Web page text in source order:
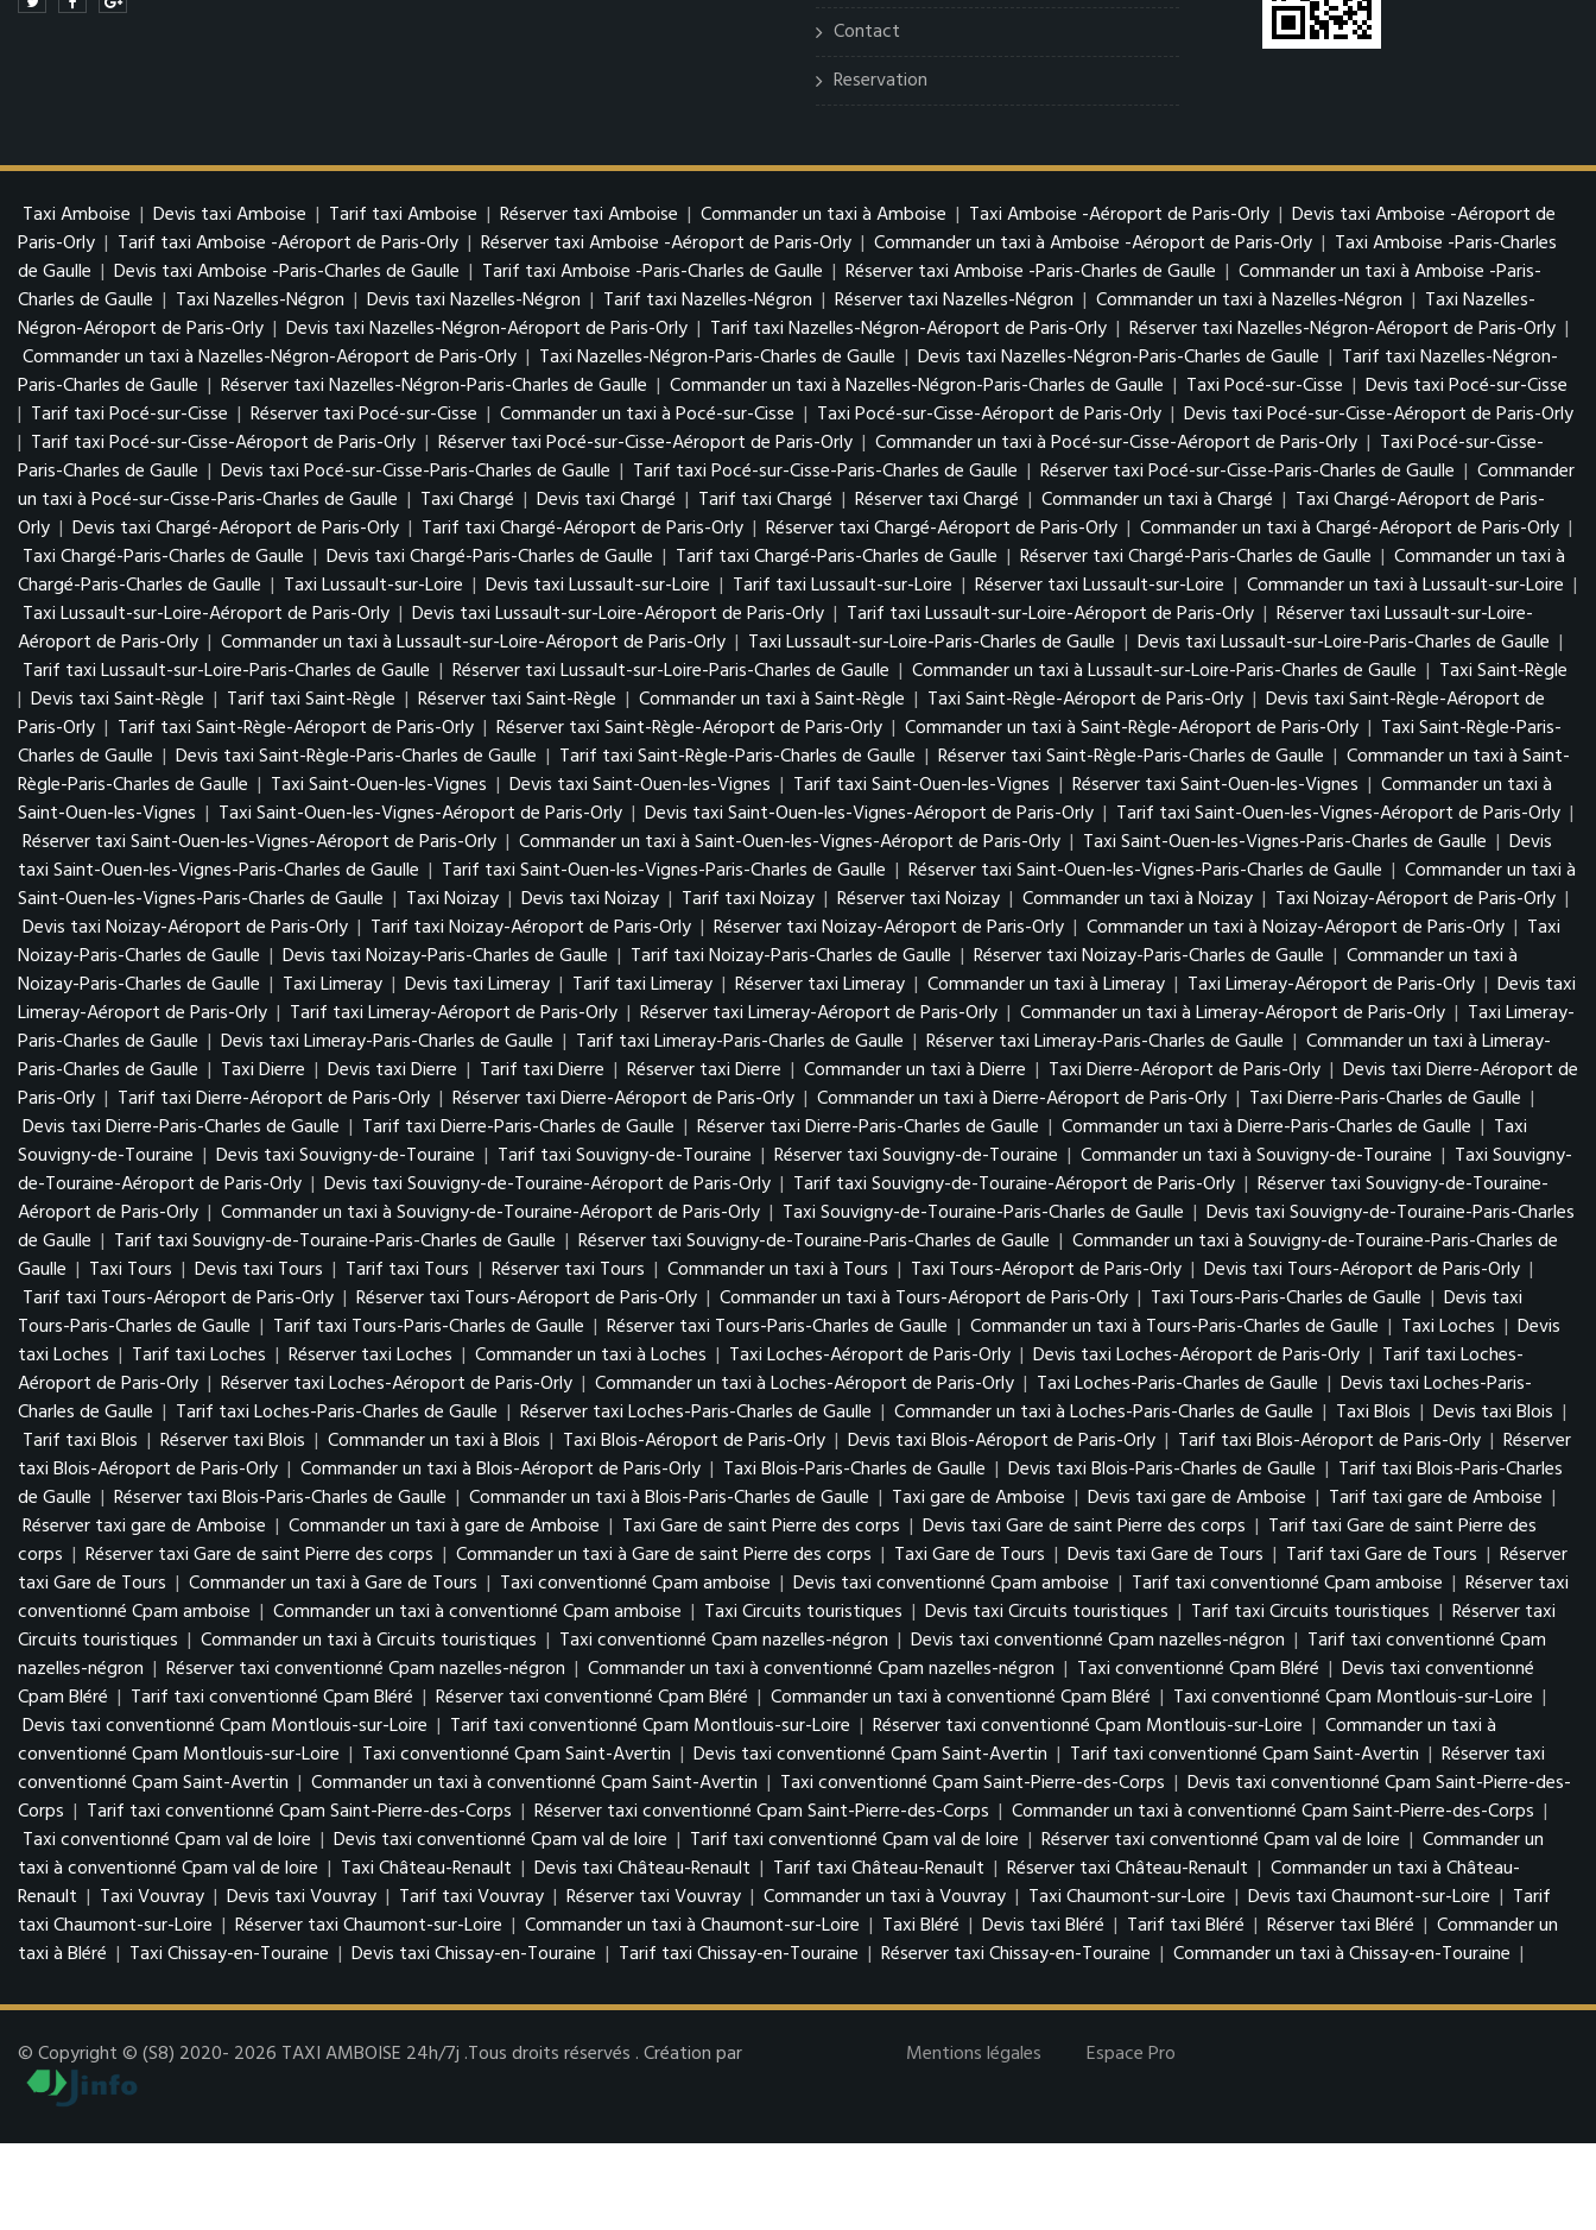
Contact
Reservation
Taxi Amboise | Devis taxi Amboise | Tarif taxi Amboise | Réserver taxi Amboise | Commander un taxi à Amboise | Taxi Amboise -Aéroport de Paris-Orly | Devis taxi Amboise -Aéroport de
Paris-Orly | Tarif taxi Amboise -Aéroport de Paris-Orly | Réserver taxi Amboise -Aéroport de Paris-Orly | Commander un taxi à Amboise -Aéroport de Paris-Orly | Taxi Amboise -Paris-Charles
de Gaulle | Devis taxi Amboise -Paris-Charles de Gaulle | Tarif taxi Amboise -Paris-Charles de Gaulle | Réserver taxi Amboise -Paris-Charles de Gaulle | Commander un taxi à Amboise -Paris-
Charles de Gaulle | Taxi Nazelles-Négron | Devis taxi Nazelles-Négron | Tarif taxi Nazelles-Négron | Réserver taxi Nazelles-Négron | Commander un taxi à Nazelles-Négron | Taxi Nazelles-
Négron-Aéroport de Paris-Orly | Devis taxi Nazelles-Négron-Aéroport de Paris-Orly | Tarif taxi Nazelles-Négron-Aéroport de Paris-Orly | Réserver taxi Nazelles-Négron-Aéroport de Paris-Orly |
Commander un taxi à Nazelles-Négron-Aéroport de Paris-Orly | Taxi Nazelles-Négron-Paris-Charles de Gaulle | Devis taxi Nazelles-Négron-Paris-Charles de Gaulle | Tarif taxi Nazelles-Négron-
Paris-Charles de Gaulle | Réserver taxi Nazelles-Négron-Paris-Charles de Gaulle | Commander un taxi à Nazelles-Négron-Paris-Charles de Gaulle | Taxi Pocé-sur-Cisse | Devis taxi Pocé-sur-Cisse
| Tarif taxi Pocé-sur-Cisse | Réserver taxi Pocé-sur-Cisse | Commander un taxi à Pocé-sur-Cisse | Taxi Pocé-sur-Cisse-Aéroport de Paris-Orly | Devis taxi Pocé-sur-Cisse-Aéroport de Paris-Orly
| Tarif taxi Pocé-sur-Cisse-Aéroport de Paris-Orly | Réserver taxi Pocé-sur-Cisse-Aéroport de Paris-Orly | Commander un taxi à Pocé-sur-Cisse-Aéroport de Paris-Orly | Taxi Pocé-sur-Cisse-
Paris-Charles de Gaulle | Devis taxi Pocé-sur-Cisse-Paris-Charles de Gaulle | Tarif taxi Pocé-sur-Cisse-Paris-Charles de Gaulle | Réserver taxi Pocé-sur-Cisse-Paris-Charles de Gaulle | Commander
un taxi à Pocé-sur-Cisse-Paris-Charles de Gaulle | Taxi Chargé | Devis taxi Chargé | Tarif taxi Chargé | Réserver taxi Chargé | Commander un taxi à Chargé | Taxi Chargé-Aéroport de Paris-
Orly | Devis taxi Chargé-Aéroport de Paris-Orly | Tarif taxi Chargé-Aéroport de Paris-Orly | Réserver taxi Chargé-Aéroport de Paris-Orly | Commander un taxi à Chargé-Aéroport de Paris-Orly |
Taxi Chargé-Paris-Charles de Gaulle | Devis taxi Chargé-Paris-Charles de Gaulle | Tarif taxi Chargé-Paris-Charles de Gaulle | Réserver taxi Chargé-Paris-Charles de Gaulle | Commander un taxi à
Chargé-Paris-Charles de Gaulle | Taxi Lussault-sur-Loire | Devis taxi Lussault-sur-Loire | Tarif taxi Lussault-sur-Loire | Réserver taxi Lussault-sur-Loire | Commander un taxi à Lussault-sur-Loire |
Taxi Lussault-sur-Loire-Aéroport de Paris-Orly | Devis taxi Lussault-sur-Loire-Aéroport de Paris-Orly | Tarif taxi Lussault-sur-Loire-Aéroport de Paris-Orly | Réserver taxi Lussault-sur-Loire-
Aéroport de Paris-Orly | Commander un taxi à Lussault-sur-Loire-Aéroport de Paris-Orly | Taxi Lussault-sur-Loire-Paris-Charles de Gaulle | Devis taxi Lussault-sur-Loire-Paris-Charles de Gaulle |
Tarif taxi Lussault-sur-Loire-Paris-Charles de Gaulle | Réserver taxi Lussault-sur-Loire-Paris-Charles de Gaulle | Commander un taxi à Lussault-sur-Loire-Paris-Charles de Gaulle | Taxi Saint-Règle
| Devis taxi Saint-Règle | Tarif taxi Saint-Règle | Réserver taxi Saint-Règle | Commander un taxi à Saint-Règle | Taxi Saint-Règle-Aéroport de Paris-Orly | Devis taxi Saint-Règle-Aéroport de
Paris-Orly | Tarif taxi Saint-Règle-Aéroport de Paris-Orly | Réserver taxi Saint-Règle-Aéroport de Paris-Orly | Commander un taxi à Saint-Règle-Aéroport de Paris-Orly | Taxi Saint-Règle-Paris-
Charles de Gaulle | Devis taxi Saint-Règle-Paris-Charles de Gaulle | Tarif taxi Saint-Règle-Paris-Charles de Gaulle | Réserver taxi Saint-Règle-Paris-Charles de Gaulle | Commander un taxi à Saint-
Règle-Paris-Charles de Gaulle | Taxi Saint-Ouen-les-Vignes | Devis taxi Saint-Ouen-les-Vignes | Tarif taxi Saint-Ouen-les-Vignes | Réserver taxi Saint-Ouen-les-Vignes | Commander un taxi à
Saint-Ouen-les-Vignes | Taxi Saint-Ouen-les-Vignes-Aéroport de Paris-Orly | Devis taxi Saint-Ouen-les-Vignes-Aéroport de Paris-Orly | Tarif taxi Saint-Ouen-les-Vignes-Aéroport de Paris-Orly |
Réserver taxi Saint-Ouen-les-Vignes-Aéroport de Paris-Orly | Commander un taxi à Saint-Ouen-les-Vignes-Aéroport de Paris-Orly | Taxi Saint-Ouen-les-Vignes-Paris-Charles de Gaulle | Devis
taxi Saint-Ouen-les-Vignes-Paris-Charles de Gaulle | Tarif taxi Saint-Ouen-les-Vignes-Paris-Charles de Gaulle | Réserver taxi Saint-Ouen-les-Vignes-Paris-Charles de Gaulle | Commander un taxi à
Saint-Ouen-les-Vignes-Paris-Charles de Gaulle | Taxi Noizay | Devis taxi Noizay | Tarif taxi Noizay | Réserver taxi Noizay | Commander un taxi à Noizay | Taxi Noizay-Aéroport de Paris-Orly |
Devis taxi Noizay-Aéroport de Paris-Orly | Tarif taxi Noizay-Aéroport de Paris-Orly | Réserver taxi Noizay-Aéroport de Paris-Orly | Commander un taxi à Noizay-Aéroport de Paris-Orly | Taxi
Noizay-Paris-Charles de Gaulle | Devis taxi Noizay-Paris-Charles de Gaulle | Tarif taxi Noizay-Paris-Charles de Gaulle | Réserver taxi Noizay-Paris-Charles de Gaulle | Commander un taxi à
Noizay-Paris-Charles de Gaulle | Taxi Limeray | Devis taxi Limeray | Tarif taxi Limeray | Réserver taxi Limeray | Commander un taxi à Limeray | Taxi Limeray-Aéroport de Paris-Orly | Devis taxi
Limeray-Aéroport de Paris-Orly | Tarif taxi Limeray-Aéroport de Paris-Orly | Réserver taxi Limeray-Aéroport de Paris-Orly | Commander un taxi à Limeray-Aéroport de Paris-Orly | Taxi Limeray-
Paris-Charles de Gaulle | Devis taxi Limeray-Paris-Charles de Gaulle | Tarif taxi Limeray-Paris-Charles de Gaulle | Réserver taxi Limeray-Paris-Charles de Gaulle | Commander un taxi à Limeray-
Paris-Charles de Gaulle | Taxi Dierre | Devis taxi Dierre | Tarif taxi Dierre | Réserver taxi Dierre | Commander un taxi à Dierre | Taxi Dierre-Aéroport de Paris-Orly | Devis taxi Dierre-Aéroport de
Paris-Orly | Tarif taxi Dierre-Aéroport de Paris-Orly | Réserver taxi Dierre-Aéroport de Paris-Orly | Commander un taxi à Dierre-Aéroport de Paris-Orly | Taxi Dierre-Paris-Charles de Gaulle |
Devis taxi Dierre-Paris-Charles de Gaulle | Tarif taxi Dierre-Paris-Charles de Gaulle | Réserver taxi Dierre-Paris-Charles de Gaulle | Commander un taxi à Dierre-Paris-Charles de Gaulle | Taxi
Souvigny-de-Touraine | Devis taxi Souvigny-de-Touraine | Tarif taxi Souvigny-de-Touraine | Réserver taxi Souvigny-de-Touraine | Commander un taxi à Souvigny-de-Touraine | Taxi Souvigny-
de-Touraine-Aéroport de Paris-Orly | Devis taxi Souvigny-de-Touraine-Aéroport de Paris-Orly | Tarif taxi Souvigny-de-Touraine-Aéroport de Paris-Orly | Réserver taxi Souvigny-de-Touraine-
Aéroport de Paris-Orly | Commander un taxi à Souvigny-de-Touraine-Aéroport de Paris-Orly | Taxi Souvigny-de-Touraine-Paris-Charles de Gaulle | Devis taxi Souvigny-de-Touraine-Paris-Charles
de Gaulle | Tarif taxi Souvigny-de-Touraine-Paris-Charles de Gaulle | Réserver taxi Souvigny-de-Touraine-Paris-Charles de Gaulle | Commander un taxi à Souvigny-de-Touraine-Paris-Charles de
Gaulle | Taxi Tours | Devis taxi Tours | Tarif taxi Tours | Réserver taxi Tours | Commander un taxi à Tours | Taxi Tours-Aéroport de Paris-Orly | Devis taxi Tours-Aéroport de Paris-Orly |
Tarif taxi Tours-Aéroport de Paris-Orly | Réserver taxi Tours-Aéroport de Paris-Orly | Commander un taxi à Tours-Aéroport de Paris-Orly | Taxi Tours-Paris-Charles de Gaulle | Devis taxi
Tours-Paris-Charles de Gaulle | Tarif taxi Tours-Paris-Charles de Gaulle | Réserver taxi Tours-Paris-Charles de Gaulle | Commander un taxi à Tours-Paris-Charles de Gaulle | Taxi Loches | Devis
taxi Loches | Tarif taxi Loches | Réserver taxi Loches | Commander un taxi à Loches | Taxi Loches-Aéroport de Paris-Orly | Devis taxi Loches-Aéroport de Paris-Orly | Tarif taxi Loches-
Aéroport de Paris-Orly | Réserver taxi Loches-Aéroport de Paris-Orly | Commander un taxi à Loches-Aéroport de Paris-Orly | Taxi Loches-Paris-Charles de Gaulle | Devis taxi Loches-Paris-
Charles de Gaulle | Tarif taxi Loches-Paris-Charles de Gaulle | Réserver taxi Loches-Paris-Charles de Gaulle | Commander un taxi à Loches-Paris-Charles de Gaulle | Taxi Blois | Devis taxi Blois |
Tarif taxi Blois | Réserver taxi Blois | Commander un taxi à Blois | Taxi Blois-Aéroport de Paris-Orly | Devis taxi Blois-Aéroport de Paris-Orly | Tarif taxi Blois-Aéroport de Paris-Orly | Réserver
taxi Blois-Aéroport de Paris-Orly | Commander un taxi à Blois-Aéroport de Paris-Orly | Taxi Blois-Paris-Charles de Gaulle | Devis taxi Blois-Paris-Charles de Gaulle | Tarif taxi Blois-Paris-Charles
de Gaulle | Réserver taxi Blois-Paris-Charles de Gaulle | Commander un taxi à Blois-Paris-Charles de Gaulle | Taxi gare de Amboise | Devis taxi gare de Amboise | Tarif taxi gare de Amboise |
Réserver taxi gare de Amboise | Commander un taxi à gare de Amboise | Taxi Gare de saint Pierre des corps | Devis taxi Gare de saint Pierre des corps | Tarif taxi Gare de saint Pierre des
corps | Réserver taxi Gare de saint Pierre des corps | Commander un taxi à Gare de saint Pierre des corps | Taxi Gare de Tours | Devis taxi Gare de Tours | Tarif taxi Gare de Tours | Réserver
taxi Gare de Tours | Commander un taxi à Gare de Tours | Taxi conventionné Cpam amboise | Devis taxi conventionné Cpam amboise | Tarif taxi conventionné Cpam amboise | Réserver taxi
conventionné Cpam amboise | Commander un taxi à conventionné Cpam amboise | Taxi Circuits touristiques | Devis taxi Circuits touristiques | Tarif taxi Circuits touristiques | Réserver taxi
Circuits touristiques | Commander un taxi à Circuits touristiques | Taxi conventionné Cpam nazelles-négron | Devis taxi conventionné Cpam nazelles-négron | Tarif taxi conventionné Cpam
nazelles-négron | Réserver taxi conventionné Cpam nazelles-négron | Commander un taxi à conventionné Cpam nazelles-négron | Taxi conventionné Cpam Bléré | Devis taxi conventionné
Cpam Bléré | Tarif taxi conventionné Cpam Bléré | Réserver taxi conventionné Cpam Bléré | Commander un taxi à conventionné Cpam Bléré | Taxi conventionné Cpam Montlouis-sur-Loire |
Devis taxi conventionné Cpam Montlouis-sur-Loire | Tarif taxi conventionné Cpam Montlouis-sur-Loire | Réserver taxi conventionné Cpam Montlouis-sur-Loire | Commander un taxi à
conventionné Cpam Montlouis-sur-Loire | Taxi conventionné Cpam Saint-Avertin | Devis taxi conventionné Cpam Saint-Avertin | Tarif taxi conventionné Cpam Saint-Avertin | Réserver taxi
conventionné Cpam Saint-Avertin | Commander un taxi à conventionné Cpam Saint-Avertin | Taxi conventionné Cpam Saint-Pierre-des-Corps | Devis taxi conventionné Cpam Saint-Pierre-des-
Corps | Tarif taxi conventionné Cpam Saint-Pierre-des-Corps | Réserver taxi conventionné Cpam Saint-Pierre-des-Corps | Commander un taxi à conventionné Cpam Saint-Pierre-des-Corps |
Taxi conventionné Cpam val de loire | Devis taxi conventionné Cpam val de loire | Tarif taxi conventionné Cpam val de loire | Réserver taxi conventionné Cpam val de loire | Commander un
taxi à conventionné Cpam val de loire | Taxi Château-Renault | Devis taxi Château-Renault | Tarif taxi Château-Renault | Réserver taxi Château-Renault | Commander un taxi à Château-
Renault | Taxi Vouvray | Devis taxi Vouvray | Tarif taxi Vouvray | Réserver taxi Vouvray | Commander un taxi à Vouvray | Taxi Chaumont-sur-Loire | Devis taxi Chaumont-sur-Loire | Tarif
taxi Chaumont-sur-Loire | Réserver taxi Chaumont-sur-Loire | Commander un taxi à Chaumont-sur-Loire | Taxi Bléré | Devis taxi Bléré | Tarif taxi Bléré | Réserver taxi Bléré | Commander un
taxi à Bléré | Taxi Chissay-en-Touraine | Devis taxi Chissay-en-Touraine | Tarif taxi Chissay-en-Touraine | Réserver taxi Chissay-en-Touraine | Commander un taxi à Chissay-en-Touraine |
© Copyright © (S8) 2020- 2026 TAXI AMBOISE 24h/7j .Tous droits réservés . Création par Mentions légales Espace Pro